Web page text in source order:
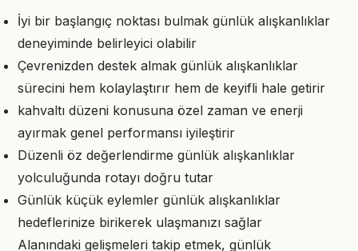
İyi bir başlangıç noktası bulmak günlük alışkanlıklar
deneyiminde belirleyici olabilir
Çevrenizden destek almak günlük alışkanlıklar
sürecini hem kolaylaştırır hem de keyifli hale getirir
kahvaltı düzeni konusuna özel zaman ve enerji
ayırmak genel performansı iyileştirir
Düzenli öz değerlendirme günlük alışkanlıklar
yolculuğunda rotayı doğru tutar
Günlük küçük eylemler günlük alışkanlıklar
hedeflerinize birikerek ulaşmanızı sağlar
Alanındaki gelişmeleri takip etmek, günlük